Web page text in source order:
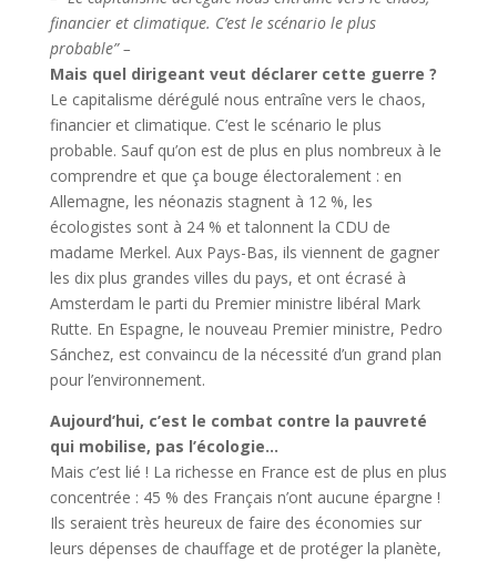
financier et climatique. C’est le scénario le plus
probable” –
Mais quel dirigeant veut déclarer cette guerre ?
Le capitalisme dérégulé nous entraîne vers le chaos,
financier et climatique. C’est le scénario le plus
probable. Sauf qu’on est de plus en plus nombreux à le
comprendre et que ça bouge électoralement : en
Allemagne, les néonazis stagnent à 12 %, les
écologistes sont à 24 % et talonnent la CDU de
madame Merkel. Aux Pays-Bas, ils viennent de gagner
les dix plus grandes villes du pays, et ont écrasé à
Amsterdam le parti du Premier ministre libéral Mark
Rutte. En Espagne, le nouveau Premier ministre, Pedro
Sánchez, est convaincu de la nécessité d’un grand plan
pour l’environnement.
Aujourd’hui, c’est le combat contre la pauvreté
qui mobilise, pas l’écologie…
Mais c’est lié ! La richesse en France est de plus en plus
concentrée : 45 % des Français n’ont aucune épargne !
Ils seraient très heureux de faire des économies sur
leurs dépenses de chauffage et de protéger la planète,